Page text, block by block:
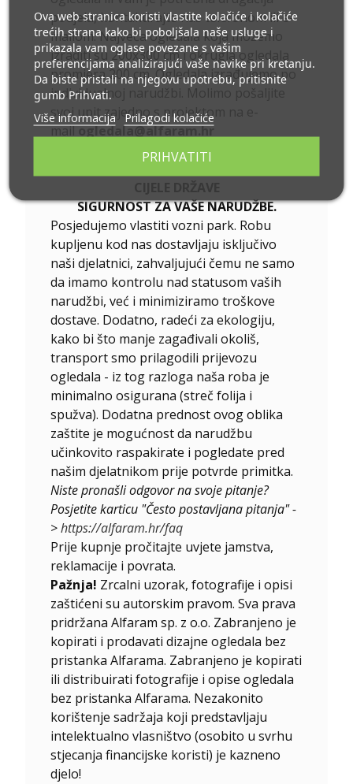
podjela, kontaktirajte nas telefonom ili e-
mailom. Najveća ogledala koja možemo
izraditi su 200x300 cm i okrugla ogledala
promjera 200 cm. Ogledala izrađujemo po
individualnoj narudžbi. Molimo pošaljite
svoj upit zajedno s projektom na e-
mailogledala@alfaram.hr
DOSTAVA JE GARANTIRANA
SIGURNOST ZA VAŠE NARUDŽBE.
Posjedujemo vlastiti vozni park. Robu
kupljenu kod nas dostavljaju isključivo
naši djelatnici, zahvaljujući čemu ne samo
da imamo kontrolu nad statusom vaših
narudžbi, već i minimiziramo troškove
dostave. Dodatno, radeći za ekologiju,
kako bi što manje zagađivali okoliš,
transport smo prilagodili prijevozu
ogledala - iz tog razloga naša roba je
minimalno osigurana (streč folija i
spužva). Dodatna prednost ovog oblika
zaštite je mogućnost da narudžbu
učinkovito raspakirate i pogledate pred
našim djelatnikom prije potvrde primitka.
Niste pronašli odgovor na svoje pitanje?
Posjetite karticu "Često postavljana pitanja" -
>https://alfaram.hr/faq
Prije kupnje pročitajte uvjete jamstva,
reklamacije i povrata.
Pažnja! Zrcalni uzorak, fotografije i opisi
zaštićeni su autorskim pravom. Sva prava
pridržana Alfaram sp. z o.o. Zabranjeno je
kopirati i prodavati dizajne ogledala bez
pristanka Alfarama. Zabranjeno je kopirati
ili distribuirati fotografije i opise ogledala
bez pristanka Alfarama. Nezakonito
korištenje sadržaja koji predstavljaju
intelektualno vlasništvo (osobito u svrhu
stjecanja financijske koristi) je kazneno
djelo!
Ova web stranica koristi vlastite kolačiće i kolačiće
trećih strana kako bi poboljšala naše usluge i
prikazala vam oglase povezane s vašim
preferencijama analizirajući vaše navike pri kretanju.
Da biste pristali na njegovu upotrebu, pritisnite
gumb Prihvati.
Više informacija
Prilagodi kolačiće
PRIHVATITI